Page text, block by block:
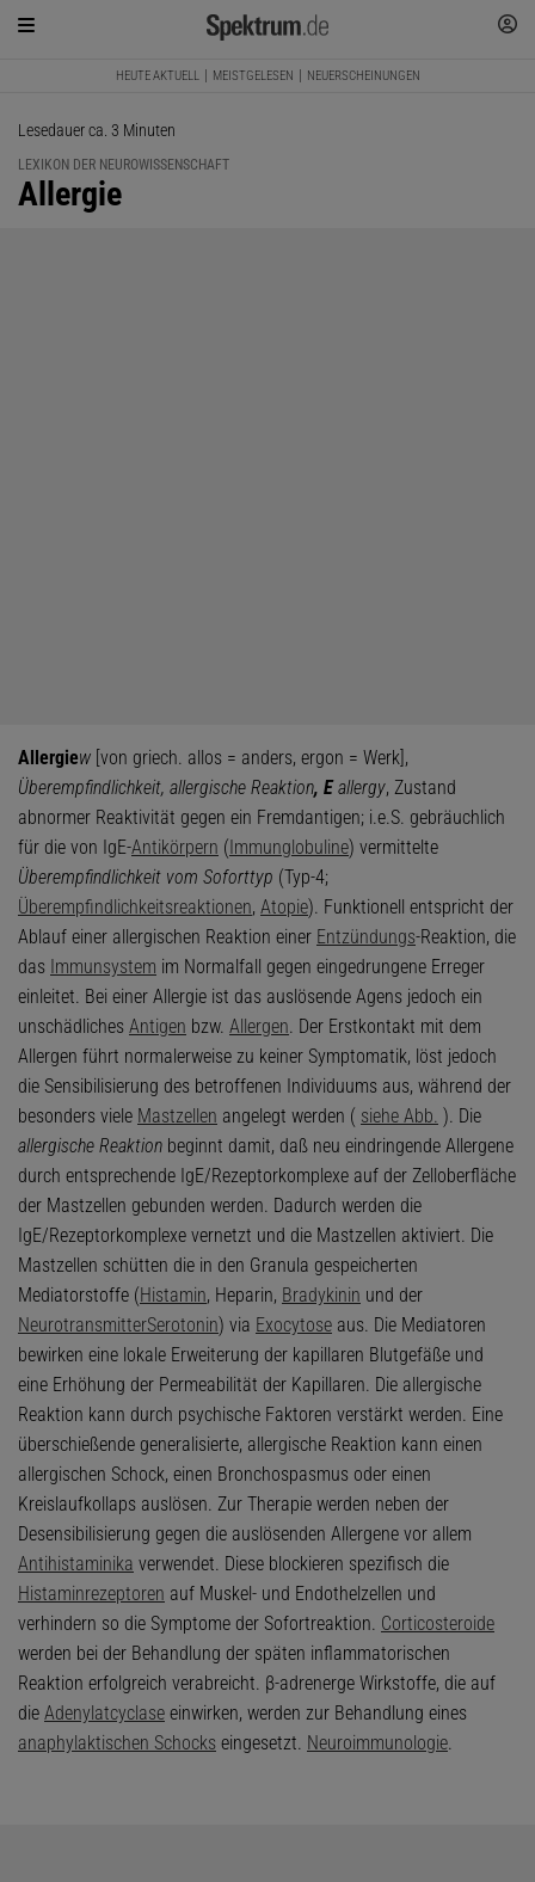
HEUTE AKTUELL MEISTGELESEN NEUERSCHEINUNGEN
Lesedauer ca. 3 Minuten
LEXIKON DER NEUROWISSENSCHAFT
:
Allergie
Allergiew [von griech. allos = anders, ergon = Werk],
Überempfindlichkeit, allergische Reaktion, Eallergy, Zustand
abnormer Reaktivität gegen ein Fremdantigen; i.e.S. gebräuchlich
für die von IgE-Antikörpern (Immunglobuline) vermittelte
Überempfindlichkeit vom Soforttyp (Typ-4;
Überempfindlichkeitsreaktionen, Atopie). Funktionell entspricht der
Ablauf einer allergischen Reaktion einer Entzündungs-Reaktion, die
das Immunsystem im Normalfall gegen eingedrungene Erreger
einleitet. Bei einer Allergie ist das auslösende Agens jedoch ein
unschädliches Antigen bzw. Allergen. Der Erstkontakt mit dem
Allergen führt normalerweise zu keiner Symptomatik, löst jedoch
die Sensibilisierung des betroffenen Individuums aus, während der
besonders viele Mastzellen angelegt werden ( siehe Abb. ). Die
allergische Reaktion beginnt damit, daß neu eindringende Allergene
durch entsprechende IgE/Rezeptorkomplexe auf der Zelloberfläche
der Mastzellen gebunden werden. Dadurch werden die
IgE/Rezeptorkomplexe vernetzt und die Mastzellen aktiviert. Die
Mastzellen schütten die in den Granula gespeicherten
Mediatorstoffe (Histamin, Heparin, Bradykinin und der
NeurotransmitterSerotonin) via Exocytose aus. Die Mediatoren
bewirken eine lokale Erweiterung der kapillaren Blutgefäße und
eine Erhöhung der Permeabilität der Kapillaren. Die allergische
Reaktion kann durch psychische Faktoren verstärkt werden. Eine
überschießende generalisierte, allergische Reaktion kann einen
allergischen Schock, einen Bronchospasmus oder einen
Kreislaufkollaps auslösen. Zur Therapie werden neben der
Desensibilisierung gegen die auslösenden Allergene vor allem
Antihistaminika verwendet. Diese blockieren spezifisch die
Histaminrezeptoren auf Muskel- und Endothelzellen und
verhindern so die Symptome der Sofortreaktion. Corticosteroide
werden bei der Behandlung der späten inflammatorischen
Reaktion erfolgreich verabreicht. β-adrenerge Wirkstoffe, die auf
die Adenylatcyclase einwirken, werden zur Behandlung eines
anaphylaktischen Schocks eingesetzt. Neuroimmunologie.